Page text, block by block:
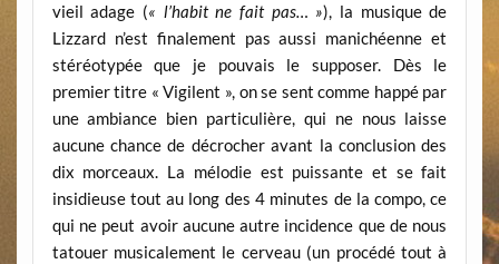
vieil adage (« l’habit ne fait pas… »), la musique de
Lizzard n’est finalement pas aussi manichéenne et
stéréotypée que je pouvais le supposer. Dès le
premier titre « Vigilent », on se sent comme happé par
une ambiance bien particulière, qui ne nous laisse
aucune chance de décrocher avant la conclusion des
dix morceaux. La mélodie est puissante et se fait
insidieuse tout au long des 4 minutes de la compo, ce
qui ne peut avoir aucune autre incidence que de nous
tatouer musicalement le cerveau (un procédé tout à